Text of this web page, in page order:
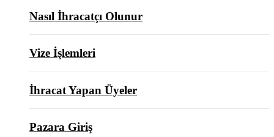
Nasıl İhracatçı Olunur
Vize İşlemleri
İhracat Yapan Üyeler
Pazara Giriş